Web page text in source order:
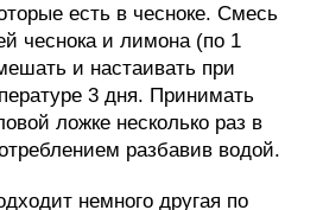
есть в чесноке. Смесь
чеснока и лимона (по 1
и настаивать при
3 дня. Принимать
ложке несколько раз в
разбавив водой.
немного другая по